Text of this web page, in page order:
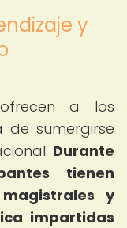
y
a los
de sumergirse
Durante
tienen
y
impartidas